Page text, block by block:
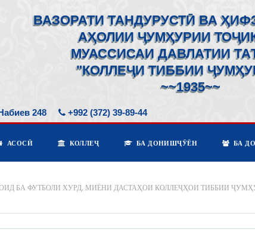
ВАЗОРАТИ ТАНДУРУСТӢ ВА
АҲОЛИИ ҶУМҲУРИИ
МУАССИСАИ ДАВЛАТИИ
"КОЛЛЕҶИ ТИББИИ
~~1935~~
248 +992 (372) 39-89-44
АСОСӢ КОЛЛЕҶ БА ДОНИШҶӮЁН БА
БА ФУТБОЛИ ХУРД, МИЁНИ ДАСТАҲОИ КОЛЛЕҶҲОИ ТИББИИ